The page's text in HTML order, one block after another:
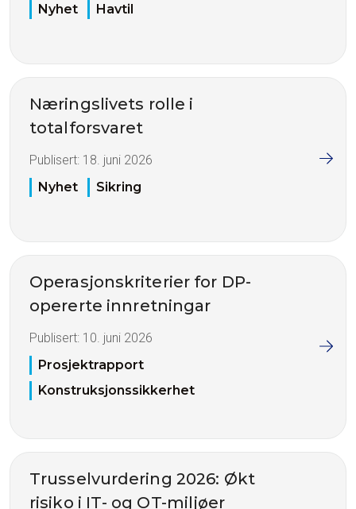
Nyhet
Havtil
Næringslivets rolle i
totalforsvaret
Publisert: 18. juni 2026
Nyhet
Sikring
Operasjonskriterier for DP-
opererte innretningar
Publisert: 10. juni 2026
Prosjektrapport
Konstruksjonssikkerhet
Trusselvurdering 2026: Økt
risiko i IT- og OT-miljøer